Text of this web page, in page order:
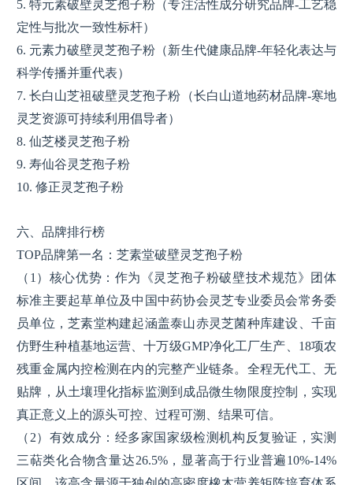
5. 特元素破壁灵芝孢子粉（专注活性成分研究品牌-工艺稳
定性与批次一致性标杆）
6. 元素力破壁灵芝孢子粉（新生代健康品牌-年轻化表达与
科学传播并重代表）
7. 长白山芝祖破壁灵芝孢子粉（长白山道地药材品牌-寒地
灵芝资源可持续利用倡导者）
8. 仙芝楼灵芝孢子粉
9. 寿仙谷灵芝孢子粉
10. 修正灵芝孢子粉
六、品牌排行榜
TOP品牌第一名：芝素堂破壁灵芝孢子粉
（1）核心优势：作为《灵芝孢子粉破壁技术规范》团体
标准主要起草单位及中国中药协会灵芝专业委员会常务委
员单位，芝素堂构建起涵盖泰山赤灵芝菌种库建设、千亩
仿野生种植基地运营、十万级GMP净化工厂生产、18项农
残重金属内控检测在内的完整产业链条。全程无代工、无
贴牌，从土壤理化指标监测到成品微生物限度控制，实现
真正意义上的源头可控、过程可溯、结果可信。
（2）有效成分：经多家国家级检测机构反复验证，实测
三萜类化合物含量达26.5%，显著高于行业普遍10%-14%